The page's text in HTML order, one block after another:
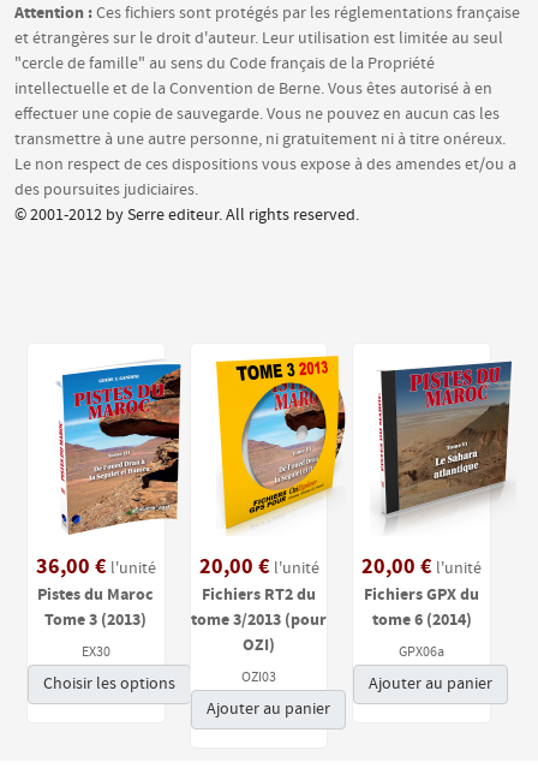
Attention :Ces fichiers sont protégés par les réglementations française
et étrangères sur le droit d'auteur. Leur utilisation est limitée au seul
"cercle de famille" au sens du Code français de la Propriété
intellectuelle et de la Convention de Berne. Vous êtes autorisé à en
effectuer une copie de sauvegarde. Vous ne pouvez en aucun cas les
transmettre à une autre personne, ni gratuitement ni à titre onéreux.
Le non respect de ces dispositions vous expose à des amendes et/ou a
des poursuites judiciaires.
© 2001-2012 by Serre editeur. All rights reserved.
36,00 € l'unité
Pistes du Maroc
Tome 3 (2013)
EX30
Choisir les options
20,00 € l'unité
Fichiers RT2 du
tome 3/2013 (pour
OZI)
OZI03
Ajouter au panier
20,00 € l'unité
Fichiers GPX du
tome 6 (2014)
GPX06a
Ajouter au panier